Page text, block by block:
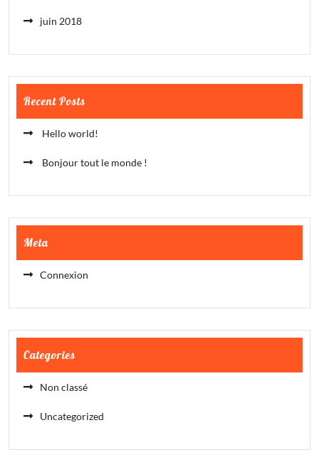
juin 2018
Recent Posts
Hello world!
Bonjour tout le monde !
Meta
Connexion
Categories
Non classé
Uncategorized